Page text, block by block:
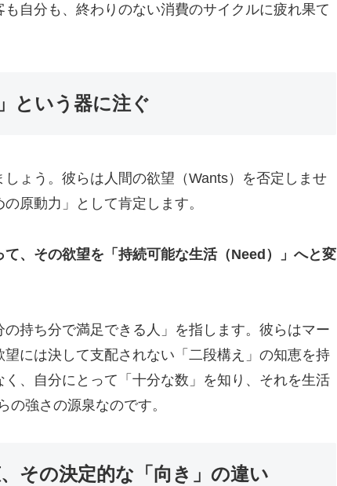
自分も、終わりのない消費のサイクルに疲れ果て
という器に注ぐ
ょう。彼らは人間の欲望（Wants）を否定しませ
原動力」として肯定します。
て、その欲望を「持続可能な生活（Need）」へと変
持ち分で満足できる人」を指します。彼らはマー
には決して支配されない「二段構え」の知恵を持
、自分にとって「十分な数」を知り、それを生活
強さの源泉なのです。
その決定的な「向き」の違い